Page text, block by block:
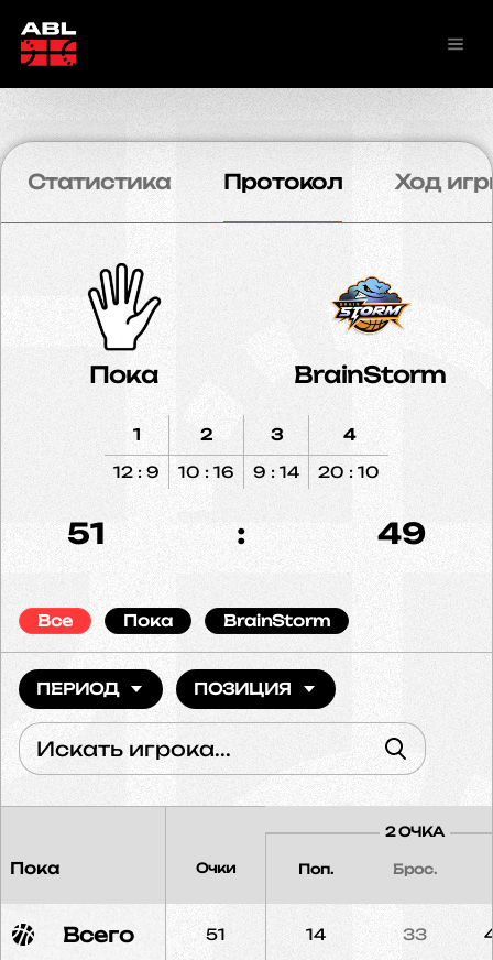
Статистика Протокол Ход
Пока BrainStorm
1
12 : 9
2
10 : 16
3
9 : 14
4
20 : 10
51 : 49
Все Пока BrainStorm
ПЕРИОД ПОЗИЦИЯ
Пока Очки
2 ОЧКА
Поп. Брос.
Всего 51 14 33